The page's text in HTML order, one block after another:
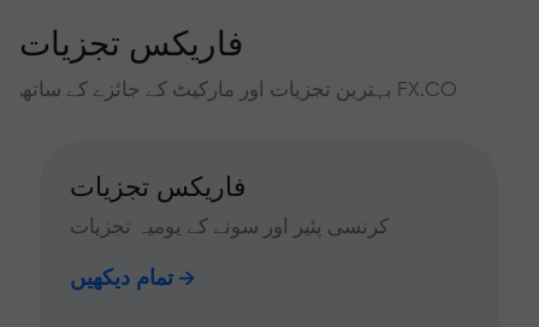
فاریکس تجزیات
بہترین تجزیات اور مارکیٹ کے جائزے کے ساتھ FX.CO
فاریکس تجزیات
کرنسی پئیر اور سونے کے یومیہ تجزیات
تمام دیکھیں